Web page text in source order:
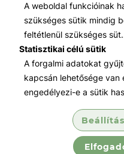
A weboldal funkcióinak
szükséges sütik mindig
feltétlenül szükséges
Statisztikai célú sütik
A forgalmi adatokat
kapcsán lehetősége van
engedélyezi-e a sütik
Minden témában
Összes
Szabályozás /
IV. -
terrorizmus-...
A Képesített